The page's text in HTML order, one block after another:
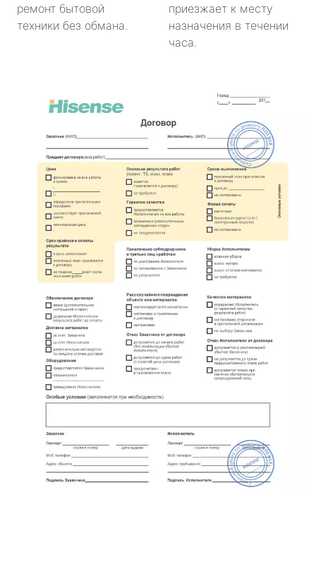
ремонт бытовой
техники без обмана.
приезжает к месту
назначения в течении
часа.